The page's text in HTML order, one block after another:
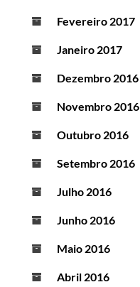
Fevereiro 2017
Janeiro 2017
Dezembro 2016
Novembro 2016
Outubro 2016
Setembro 2016
Julho 2016
Junho 2016
Maio 2016
Abril 2016